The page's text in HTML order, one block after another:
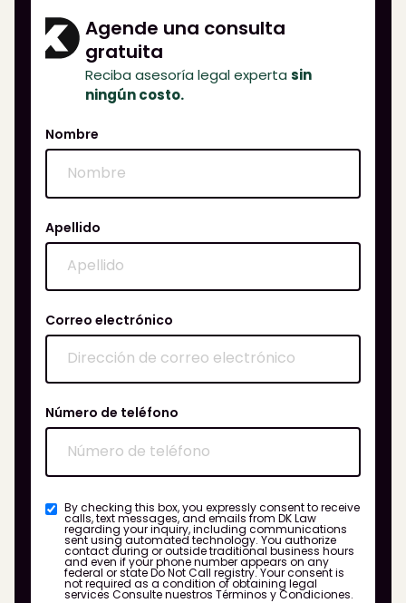
Agende una consulta
gratuita
Reciba asesoría legal experta sin
ningún costo.
Nombre
Apellido
Correo electrónico
Número de teléfono
By checking this box, you expressly consent to receive
calls, text messages, and emails from DK Law
regarding your inquiry, including communications
sent using automated technology. You authorize
contact during or outside traditional business hours
and even if your phone number appears on any
federal or state Do Not Call registry. Your consent is
not required as a condition of obtaining legal
services Consulte nuestros Términos y Condiciones.